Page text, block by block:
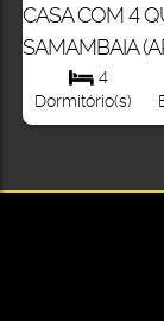
CASA COM 4
SAMAMBAIA
4
Dormitório(s)